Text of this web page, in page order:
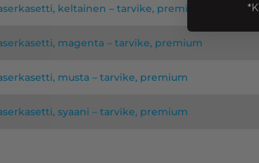
keltainen – tarvike, premium
magenta – tarvike, premium
musta – tarvike, premium
syaani – tarvike, premium